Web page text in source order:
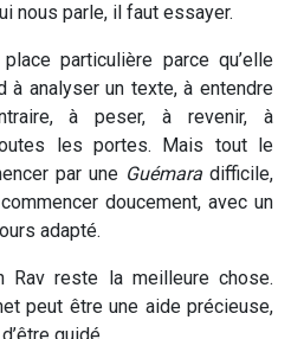
nous parle, il faut essayer.
particulière parce qu’elle
à analyser un texte, à entendre
à peser, à revenir, à
les portes. Mais tout le
par une Guémara difficile,
doucement, avec un
adapté.
Rav reste la meilleure chose.
peut être une aide précieuse,